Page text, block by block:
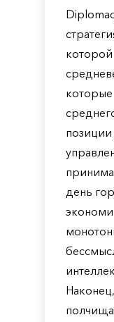
которой
позиции
день